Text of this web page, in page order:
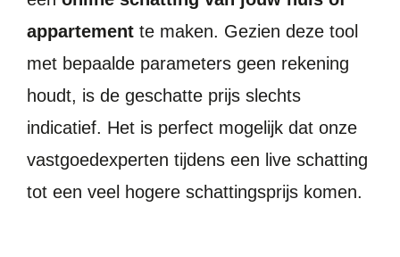
appartement te maken. Gezien deze tool
met bepaalde parameters geen rekening
houdt, is de geschatte prijs slechts
indicatief. Het is perfect mogelijk dat onze
vastgoedexperten tijdens een live schatting
tot een veel hogere schattingsprijs komen.